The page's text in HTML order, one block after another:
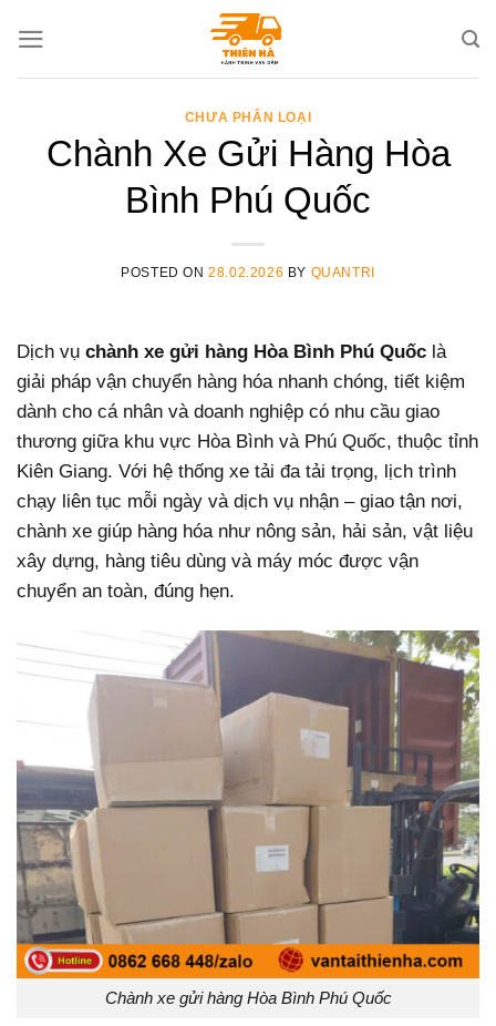
CHƯA PHÂN LOẠI
Chành Xe Gửi Hàng Hòa
Bình Phú Quốc
POSTED ON28.02.2026 BY QUANTRI
Dịch vụ chành xe gửi hàng Hòa Bình Phú Quốc là
giải pháp vận chuyển hàng hóa nhanh chóng, tiết kiệm
dành cho cá nhân và doanh nghiệp có nhu cầu giao
thương giữa khu vực Hòa Bình và Phú Quốc, thuộc tỉnh
Kiên Giang. Với hệ thống xe tải đa tải trọng, lịch trình
chạy liên tục mỗi ngày và dịch vụ nhận – giao tận nơi,
chành xe giúp hàng hóa như nông sản, hải sản, vật liệu
xây dựng, hàng tiêu dùng và máy móc được vận
chuyển an toàn, đúng hẹn.
Chành xe gửi hàng Hòa Bình Phú Quốc